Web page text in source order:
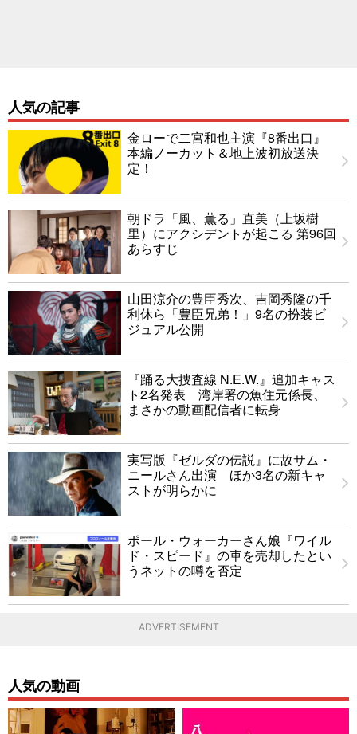
人気の記事
金ローで二宮和也主演『8番出口』
本編ノーカット＆地上波初放送決
定！
朝ドラ「風、薫る」直美（上坂樹
里）にアクシデントが起こる 第96回
あらすじ
山田涼介の豊臣秀次、吉岡秀隆の千
利休ら「豊臣兄弟！」9名の扮装ビ
ジュアル公開
『踊る大捜査線 N.E.W.』追加キャス
ト2名発表 湾岸署の魚住元係長、
まさかの動画配信者に転身
実写版『ゼルダの伝説』に故サム・
ニールさん出演 ほか3名の新キャ
ストが明らかに
ポール・ウォーカーさん娘『ワイル
ド・スピード』の車を売却したとい
うネットの噂を否定
ADVERTISEMENT
人気の動画